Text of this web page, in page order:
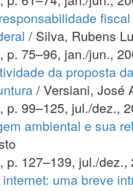
/ Silva, Rubens
p. 75–96, jan./jun.,
da proposta
/ Versiani, José
p. 99–125, jul./dez.,
ambiental e sua
p. 127–139, jul./dez.,
uma breve